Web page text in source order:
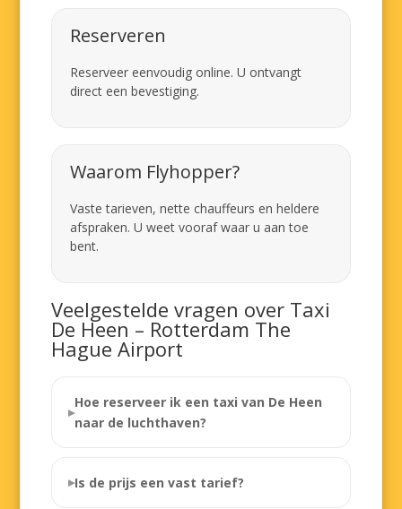
Reserveren
Reserveer eenvoudig online. U ontvangt
direct een bevestiging.
Waarom Flyhopper?
Vaste tarieven, nette chauffeurs en heldere
afspraken. U weet vooraf waar u aan toe
bent.
Veelgestelde vragen over Taxi
De Heen – Rotterdam The
Hague Airport
Hoe reserveer ik een taxi van De Heen
naar de luchthaven?
Is de prijs een vast tarief?